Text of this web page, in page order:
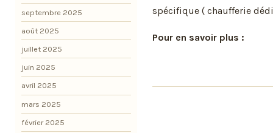
spécifique ( chaufferie
Pour en savoir plus :
septembre 2025
août 2025
juillet 2025
juin 2025
avril 2025
mars 2025
février 2025